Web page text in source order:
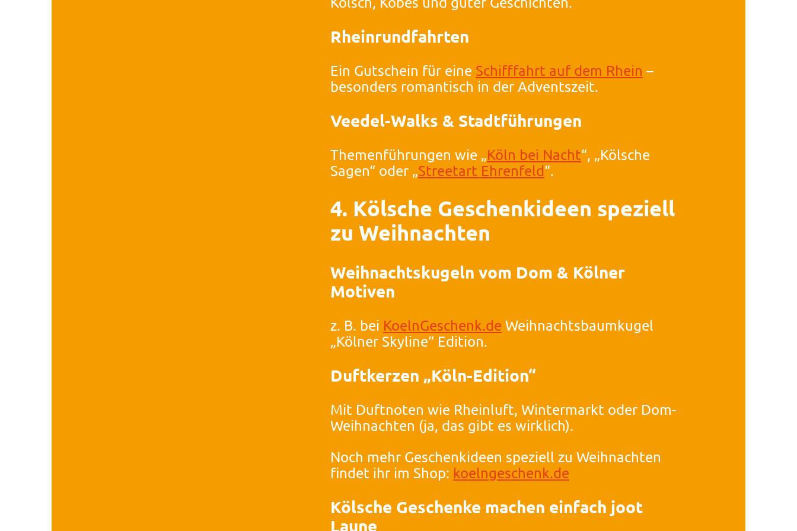
Rheinrundfahrten
Ein Gutschein für eine Schifffahrt auf dem Rhein –
besonders romantisch in der Adventszeit.
Veedel-Walks & Stadtführungen
Themenführungen wie „Köln bei Nacht“, „Kölsche
Sagen“ oder „Streetart Ehrenfeld“.
4. Kölsche Geschenkideen speziell
zu Weihnachten
Weihnachtskugeln vom Dom & Kölner
Motiven
z. B. bei KoelnGeschenk.de Weihnachtsbaumkugel
„Kölner Skyline“ Edition.
Duftkerzen „Köln-Edition“
Mit Duftnoten wie Rheinluft, Wintermarkt oder Dom-
Weihnachten (ja, das gibt es wirklich).
Noch mehr Geschenkideen speziell zu Weihnachten
findet ihr im Shop: koelngeschenk.de
Kölsche Geschenke machen einfach joot
Laune